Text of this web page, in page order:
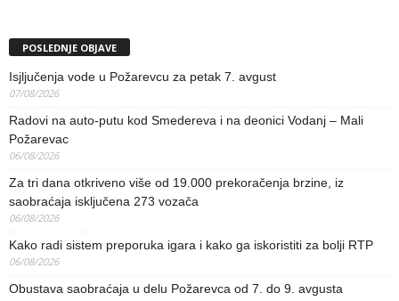
POSLEDNJE OBJAVE
Isjljučenja vode u Požarevcu za petak 7. avgust
07/08/2026
Radovi na auto-putu kod Smedereva i na deonici Vodanj – Mali
Požarevac
06/08/2026
Za tri dana otkriveno više od 19.000 prekoračenja brzine, iz
saobraćaja isključena 273 vozača
06/08/2026
Kako radi sistem preporuka igara i kako ga iskoristiti za bolji RTP
06/08/2026
Obustava saobraćaja u delu Požarevca od 7. do 9. avgusta